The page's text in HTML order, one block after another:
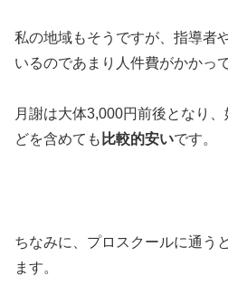
私の地域もそうですが、指導者
いるのであまり人件費がかかっ
月謝は大体3,000円前後となり
どを含めても 比較的安いです。
ちなみに、プロスクールに通う
ます。